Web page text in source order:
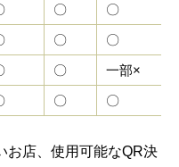
〇 〇
〇 〇
〇 一部×
〇 〇
店、使用可能なQR決